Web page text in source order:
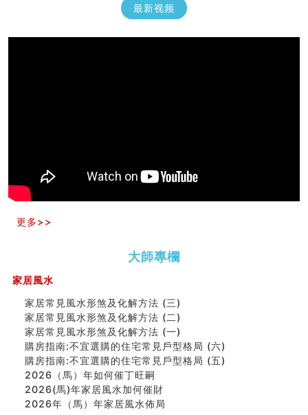
家居常見風水形煞及化解方法 (三)
预测开店怎么样
套房風水怎麼看？ 租屋風水禁忌有哪些？搬家禁忌要注
意！
精选1500个五行属金的字
八字十神与坐基关系详解
六爻算卦：测腹中胎儿是男是女
中國改革開放總設計師鄧小平命造 (名人八字淺析八）
测字（实例解释）
精选1000个五行属火的字
玄空本义(七)
刘燮鈞讲人相 手纹与命运(二)
商铺如何摆放物品催财招财
极其旺夫的女人面相
家居常見風水形煞及化解方法 (二)
最新视频
更多>>
大師專欄
家居風水
家居常見風水形煞及化解方法 (三)
家居常見風水形煞及化解方法 (二)
家居常見風水形煞及化解方法 (一)
購房指南:不宜選購的住宅常見戶型格局 (六)
購房指南:不宜選購的住宅常見戶型格局 (五)
2026（馬）年如何催丁旺嗣
2026(馬)年家居風水加何催財
2026年（馬）年家居風水佈局